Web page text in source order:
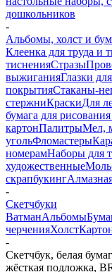
дошкольников
-
Альбомы, холст и
Клеенка для труда и
тисненияСтразы
выжиганияГлазки
покрытияСтаканы-
стержниКраскиДля
бумага для
картонПалитрыМел,
угольФломастеры
номерамНаборы для
художественные
скрапбукинг
-
Скетчбуки
ВатманАльбомы
черченияХолст
-
Скетчбук, белая
жёсткая подложка,